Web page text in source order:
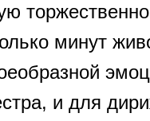
минут
и для